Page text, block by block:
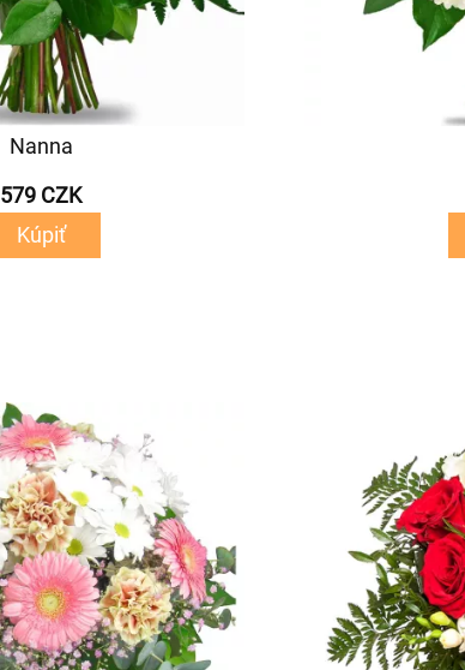
Nanna
579 CZK
Kúpiť